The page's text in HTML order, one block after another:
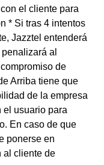
el cliente para
* Si tras 4 intentos
Jazztel entenderá
al
de
Arriba tiene que
de la empresa
el usuario para
En caso de que
ponerse en
al cliente de